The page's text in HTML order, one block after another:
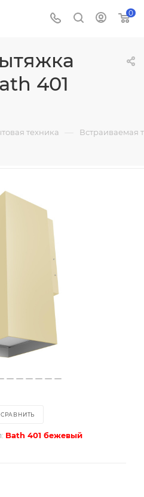
0
401
техника — Встраиваемая
СРАВНИТЬ
Bath 401 бежевый